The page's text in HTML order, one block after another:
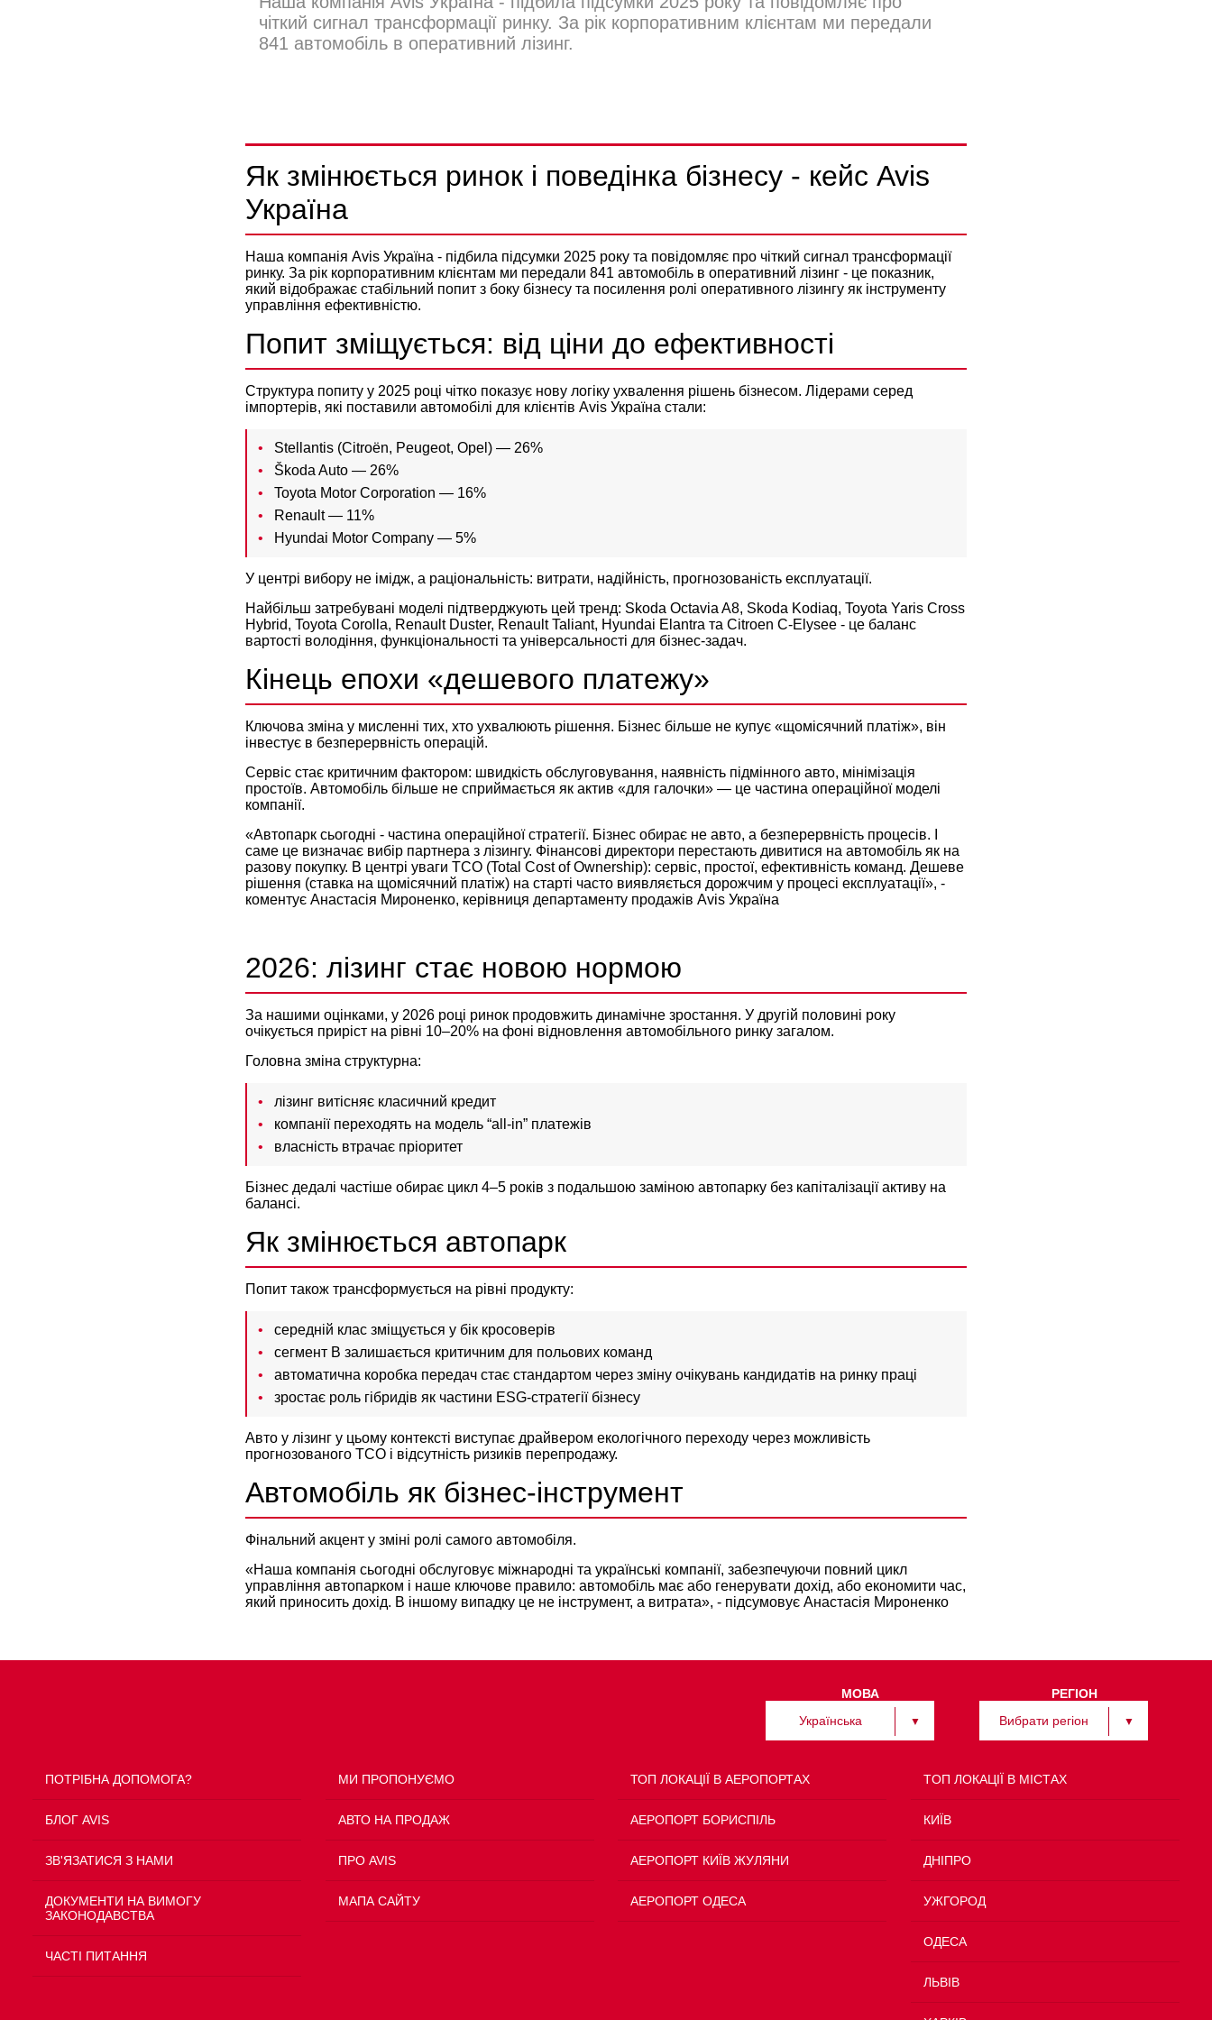
чіткий сигнал трансформації ринку. За рік корпоративним клієнтам ми передали
841 автомобіль в оперативний лізинг.
Як змінюється ринок і поведінка бізнесу - кейс Avis
Україна
Наша компанія Avis Україна - підбила підсумки 2025 року та повідомляє про чіткий сигнал трансформації
ринку. За рік корпоративним клієнтам ми передали 841 автомобіль в оперативний лізинг - це показник,
який відображає стабільний попит з боку бізнесу та посилення ролі оперативного лізингу як інструменту
управління ефективністю.
Попит зміщується: від ціни до ефективності
Структура попиту у 2025 році чітко показує нову логіку ухвалення рішень бізнесом. Лідерами серед
імпортерів, які поставили автомобілі для клієнтів Avis Україна стали:
Stellantis (Citroën, Peugeot, Opel) — 26%
Škoda Auto — 26%
Toyota Motor Corporation — 16%
Renault — 11%
Hyundai Motor Company — 5%
У центрі вибору не імідж, а раціональність: витрати, надійність, прогнозованість експлуатації.
Найбільш затребувані моделі підтверджують цей тренд: Skoda Octavia A8, Skoda Kodiaq, Toyota Yaris Cross
Hybrid, Toyota Corolla, Renault Duster, Renault Taliant, Hyundai Elantra та Citroen C-Elysee - це баланс
вартості володіння, функціональності та універсальності для бізнес-задач.
Кінець епохи «дешевого платежу»
Ключова зміна у мисленні тих, хто ухвалюють рішення. Бізнес більше не купує «щомісячний платіж», він
інвестує в безперервність операцій.
Сервіс стає критичним фактором: швидкість обслуговування, наявність підмінного авто, мінімізація
простоїв. Автомобіль більше не сприймається як актив «для галочки» — це частина операційної моделі
компанії.
«Автопарк сьогодні - частина операційної стратегії. Бізнес обирає не авто, а безперервність процесів. І
саме це визначає вибір партнера з лізингу. Фінансові директори перестають дивитися на автомобіль як на
разову покупку. В центрі уваги TCO (Total Cost of Ownership): сервіс, простої, ефективність команд. Дешеве
рішення (ставка на щомісячний платіж) на старті часто виявляється дорожчим у процесі експлуатації», -
коментує Анастасія Мироненко, керівниця департаменту продажів Avis Україна
2026: лізинг стає новою нормою
За нашими оцінками, у 2026 році ринок продовжить динамічне зростання. У другій половині року
очікується приріст на рівні 10–20% на фоні відновлення автомобільного ринку загалом.
Головна зміна структурна:
лізинг витісняє класичний кредит
компанії переходять на модель “all-in” платежів
власність втрачає пріоритет
Бізнес дедалі частіше обирає цикл 4–5 років з подальшою заміною автопарку без капіталізації активу на
балансі.
Як змінюється автопарк
Попит також трансформується на рівні продукту:
середній клас зміщується у бік кросоверів
сегмент B залишається критичним для польових команд
автоматична коробка передач стає стандартом через зміну очікувань кандидатів на ринку праці
зростає роль гібридів як частини ESG-стратегії бізнесу
Авто у лізинг у цьому контексті виступає драйвером екологічного переходу через можливість
прогнозованого TCO і відсутність ризиків перепродажу.
Автомобіль як бізнес-інструмент
Фінальний акцент у зміні ролі самого автомобіля.
«Наша компанія сьогодні обслуговує міжнародні та українські компанії, забезпечуючи повний цикл
управління автопарком і наше ключове правило: автомобіль має або генерувати дохід, або економити час,
який приносить дохід. В іншому випадку це не інструмент, а витрата», - підсумовує Анастасія Мироненко
МОВА
Українська
РЕГІОН
Вибрати регіон
ПОТРІБНА ДОПОМОГА?
БЛОГ AVIS
ЗВ'ЯЗАТИСЯ З НАМИ
ДОКУМЕНТИ НА ВИМОГУ
ЗАКОНОДАВСТВА
ЧАСТІ ПИТАННЯ
МИ ПРОПОНУЄМО
АВТО НА ПРОДАЖ
ПРО AVIS
МАПА САЙТУ
ТОП ЛОКАЦІЇ В АЕРОПОРТАХ
АЕРОПОРТ БОРИСПІЛЬ
АЕРОПОРТ КИЇВ ЖУЛЯНИ
АЕРОПОРТ ОДЕСА
TOП ЛОКАЦІЇ В МІСТАХ
КИЇВ
ДНІПРО
УЖГОРОД
ОДЕСА
ЛЬВІВ